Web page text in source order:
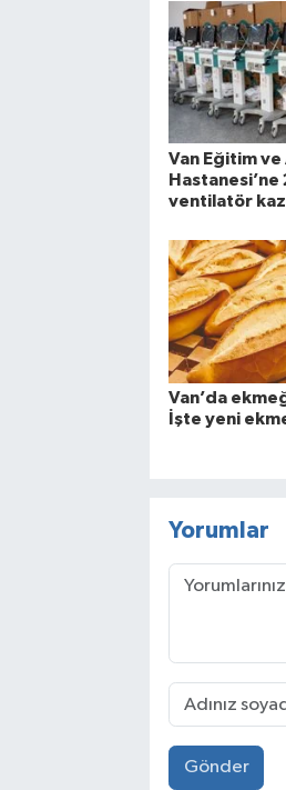
Van Eğitim ve
Hastanesi’ne
ventilatör
Van’da
İşte yeni
Yorumlar
Gönder